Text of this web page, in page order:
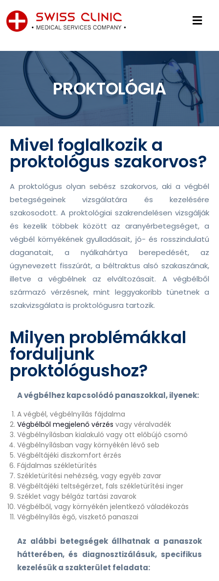
PROKTOLÓGIA
Mivel foglalkozik a
proktológus szakorvos?
A proktológus olyan sebész szakorvos, aki a végbél
betegségeinek vizsgálatára és kezelésére
szakosodott. A proktológiai szakrendelésen vizsgálják
és kezelik többek között az aranyérbetegséget, a
végbél környékének gyulladásait, jó- és rosszindulatú
daganatait, a nyálkahártya berepedését, az
úgynevezett fisszúrát, a béltraktus alsó szakaszának,
illetve a végbélnek az elváltozásait. A végbélből
származó vérzésnek, mint leggyakoribb tünetnek a
szakvizsgálata is proktológusra tartozik.
Milyen problémákkal
forduljunk
proktológushoz?
A végbélhez kapcsolódó panaszokkal, ilyenek:
A végbél, végbélnyílás fájdalma
Végbélből megjelenő vérzés vagy véralvadék
Végbélnyílásban kialakuló vagy ott előbújó csomó
Végbélnyílásban vagy környékén lévő seb
Végbéltájéki diszkomfort érzés
Fájdalmas székletürítés
Székletürítési nehézség, vagy egyéb zavar
Végbéltájéki teltségérzet, fals székletürítési inger
Széklet vagy bélgáz tartási zavarok
Végbélből, vagy környékén jelentkező váladékozás
Végbélnyílás égő, viszkető panaszai
Az alábbi betegségek állhatnak a panaszok
hátterében, és diagnosztizálásuk, specifikus
kezelésük a szakterület feladata: